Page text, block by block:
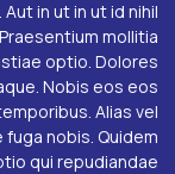
in ut in ut id nihil
mollitia
optio. Dolores
Nobis eos eos
Alias vel
nobis. Quidem
qui repudiandae.